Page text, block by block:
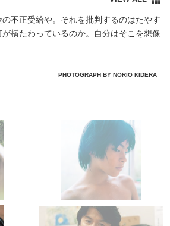
の不正受給や。それを批判するのはたやす
横たわっているのか。自分はそこを想像
PHOTOGRAPH BY NORIO KIDERA